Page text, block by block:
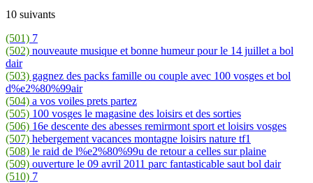
10 suivants
(501) 7
(502) nouveaute musique et bonne humeur pour le 14 juillet a bol
dair
(503) gagnez des packs famille ou couple avec 100 vosges et bol
d%e2%80%99air
(504) a vos voiles prets partez
(505) 100 vosges le magasine des loisirs et des sorties
(506) 16e descente des abesses remirmont sport et loisirs vosges
(507) hebergement vacances montagne loisirs nature tf1
(508) le raid de l%e2%80%99u de retour a celles sur plaine
(509) ouverture le 09 avril 2011 parc fantasticable saut bol dair
(510) 7